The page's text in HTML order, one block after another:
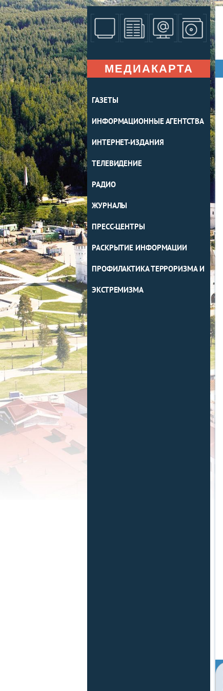
МЕДИАКАРТА
ГАЗЕТЫ
ИНФОРМАЦИОННЫЕ АГЕНТСТВА
ИНТЕРНЕТ-ИЗДАНИЯ
ТЕЛЕВИДЕНИЕ
РАДИО
ЖУРНАЛЫ
ПРЕСС-ЦЕНТРЫ
РАСКРЫТИЕ ИНФОРМАЦИИ
ПРОФИЛАКТИКА ТЕРРОРИЗМА И
ЭКСТРЕМИЗМА